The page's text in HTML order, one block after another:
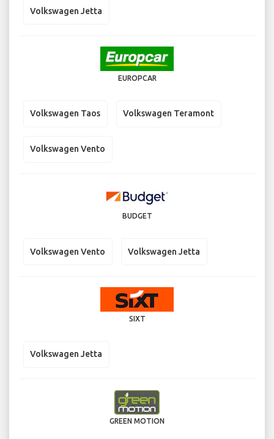
Volkswagen Jetta
EUROPCAR
Volkswagen Taos Volkswagen Teramont
Volkswagen Vento
BUDGET
Volkswagen Vento Volkswagen Jetta
SIXT
Volkswagen Jetta
GREEN MOTION